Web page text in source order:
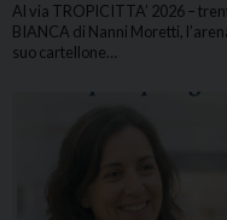
Al via TROPICITTA’ 2026 –
BIANCA di Nanni Moretti,
suo cartellone…